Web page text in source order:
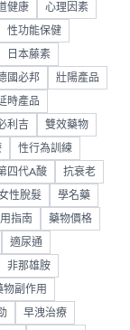
健康 心理因素
性功能保健
日本藤素
國必邦 壯陽產品
時產品
利吉 雙效藥物
性行為訓練
四代A酸 抗衰老
性脫髮 學名藥
指南 藥物價格
適尿通
非那雄胺
物副作用
早洩治療